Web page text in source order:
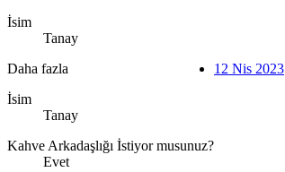
İsim
Tanay
Daha fazla
İsim
Tanay
Kahve Arkadaşlığı İstiyor musunuz?
Evet
12 Nis 2023